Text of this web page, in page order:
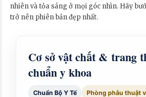
nhiên và tỏa sáng ở mọi góc nhìn. Hãy
trở nên phiên bản đẹp nhất.
Cơ sở vật chất & trang
chuẩn y khoa
Chuẩn Bộ Y Tế Phòng phẫu thuật